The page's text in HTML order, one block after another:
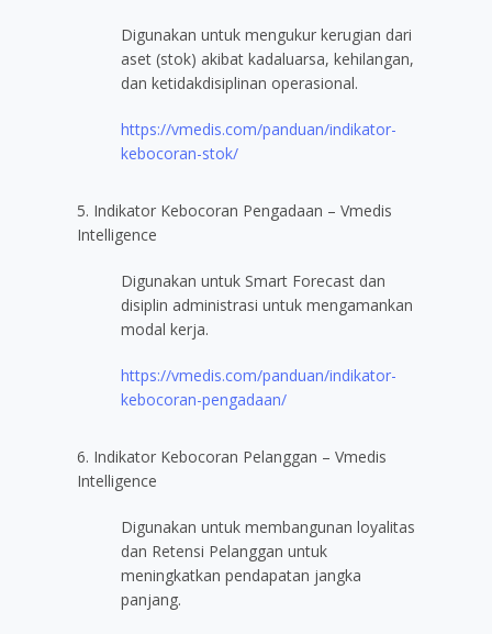
Digunakan untuk mengukur kerugian dari
aset (stok) akibat kadaluarsa, kehilangan,
dan ketidakdisiplinan operasional.
https://vmedis.com/panduan/indikator-
kebocoran-stok/
5. Indikator Kebocoran Pengadaan – Vmedis
Intelligence
Digunakan untuk Smart Forecast dan
disiplin administrasi untuk mengamankan
modal kerja.
https://vmedis.com/panduan/indikator-
kebocoran-pengadaan/
6. Indikator Kebocoran Pelanggan – Vmedis
Intelligence
Digunakan untuk membangunan loyalitas
dan Retensi Pelanggan untuk
meningkatkan pendapatan jangka
panjang.